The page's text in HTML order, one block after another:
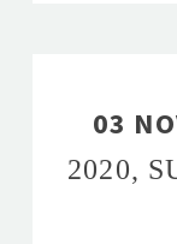
03
2020,